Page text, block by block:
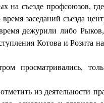
на съезде профсоюзов,
заседаний съезда
дежурили либо
Котова и Розита
про­сматривались,
из деятельности